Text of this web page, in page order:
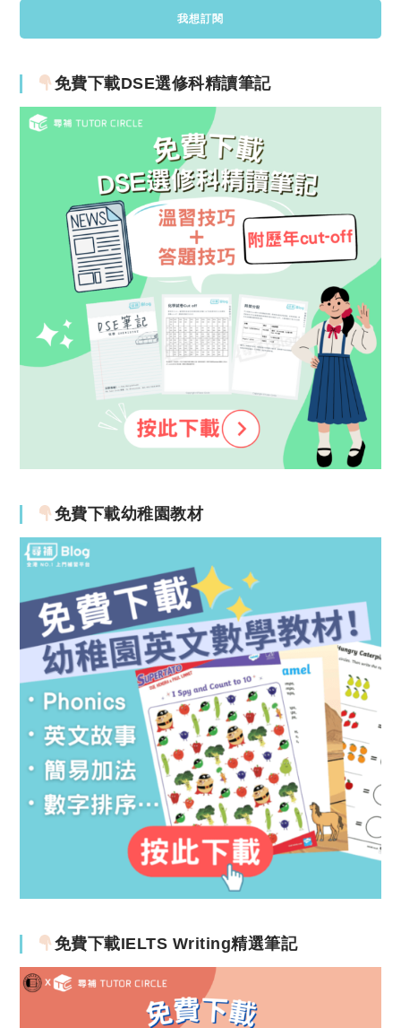
免費下載DSE選修科精讀筆記
免費下載幼稚園教材
免費下載IELTS Writing精選筆記